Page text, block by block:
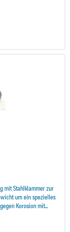
mit Stahlklammer zur
um ein spezielles
Korosion mit...